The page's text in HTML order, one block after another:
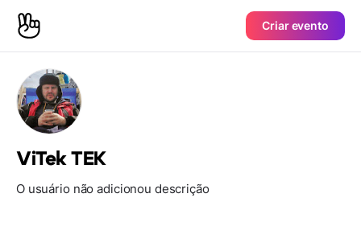
Criar evento
ViTek TEK
O usuário não adicionou descrição